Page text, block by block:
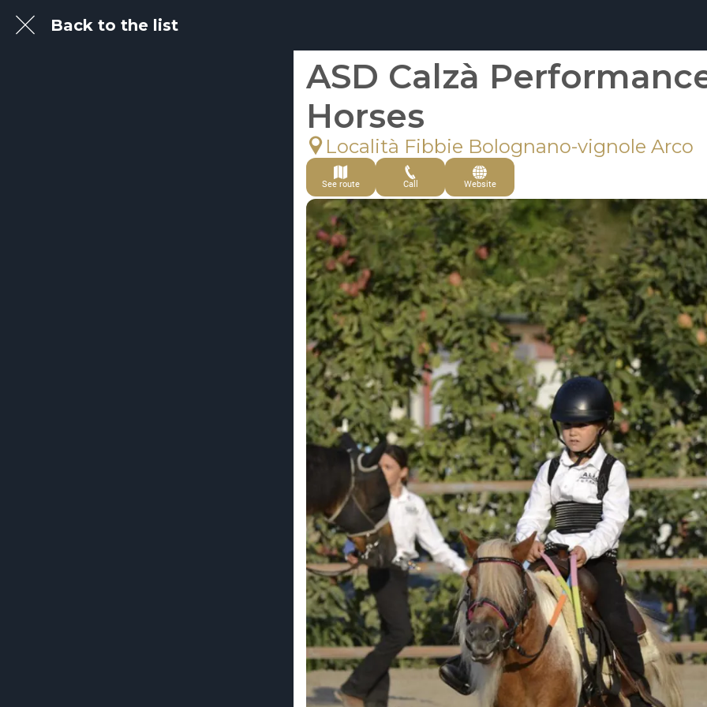
Back to the list
ASD Calzà
Horses
Località Fibbie Bolognano-vignole Arco
See route Call Website